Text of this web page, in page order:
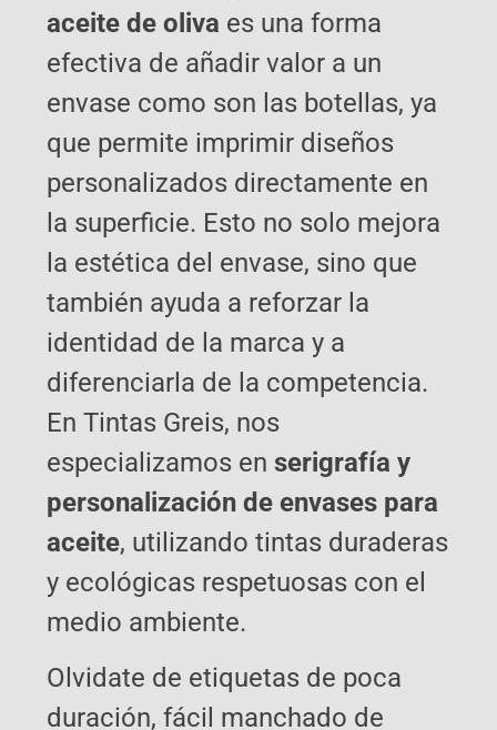
aceite de oliva es una forma
efectiva de añadir valor a un
envase como son las botellas, ya
que permite imprimir diseños
personalizados directamente en
la superficie. Esto no solo mejora
la estética del envase, sino que
también ayuda a reforzar la
identidad de la marca y a
diferenciarla de la competencia.
En Tintas Greis, nos
especializamos enserigrafía y
personalización de envases para
aceite, utilizando tintas duraderas
y ecológicas respetuosas con el
medio ambiente.
Olvidate de etiquetas de poca
duración, fácil manchado de